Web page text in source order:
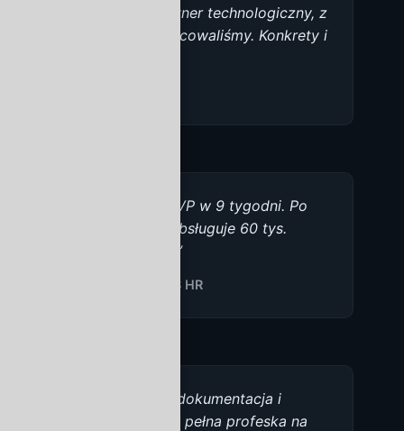
„Najlepszy partner technologiczny, z
jakim współpracowaliśmy. Konkrety i
„Dostarczyli MVP w 9 tygodni. Po
roku produkt obsługuje 60 tys.
użytkowników.”
— Founder, SaaS HR
„Jakość kodu, dokumentacja i
komunikacja — pełna profeska na